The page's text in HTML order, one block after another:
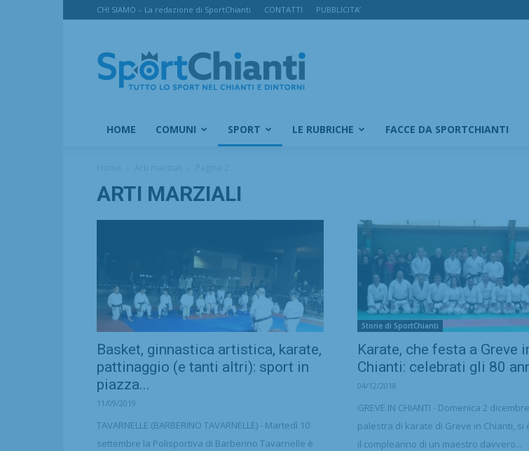
CHI SIAMO – La redazione di SportChianti CONTATTI PUBBLICITA’
SportChianti
HOME COMUNI SPORT LE RUBRICHE FACCE DA SPORTCHIANTI
ARTI MARZIALI
Basket, ginnastica artistica, karate,
pattinaggio (e tanti altri): sport in
piazza...
11/09/2019
TAVARNELLE (BARBERINO TAVARNELLE) - Martedì 10
settembre la Polisportiva di Barberino Tavarnelle è
Storie di SportChianti
Karate, che festa a Greve
Chianti: celebrati gli 80
04/12/2018
GREVE IN CHIANTI - Domenica 2
palestra di karate di Greve in Chianti, si
il compleanno di un maestro davvero...